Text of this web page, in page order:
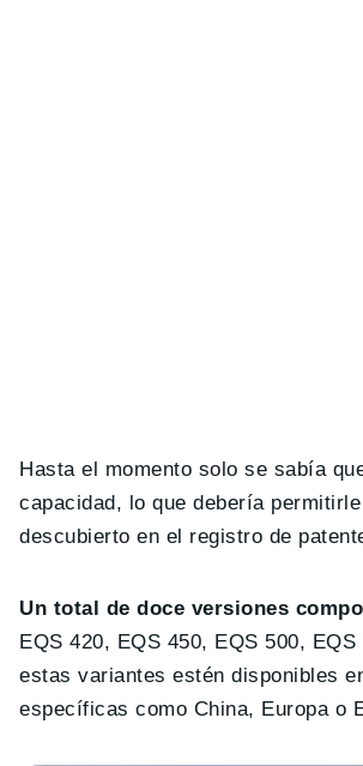
Hasta el momento solo se sabía
capacidad, lo que debería permitirle
descubierto en el registro de
Un total de doce versiones
EQS 420, EQS 450, EQS 500,
estas variantes estén disponibles
específicas como China, Europa o